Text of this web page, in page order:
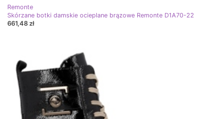
Remonte
Skórzane botki damskie ocieplane brązowe Remonte D1A70-22
661,48 zł